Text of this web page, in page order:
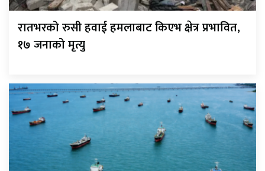
रातभरको रुसी हवाई हमलाबाट किएभ क्षेत्र प्रभावित,
१७ जनाको मृत्यु